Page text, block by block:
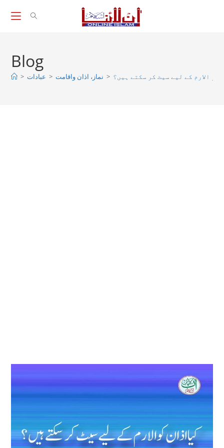
Blog
> عبادات > نماز، اذان واقامت > كو الارم كے ليے سيٹ كر سكتے ہيں؟